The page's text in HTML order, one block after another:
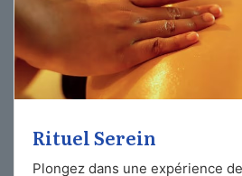
Rituel Serein
Plongez dans une expérience